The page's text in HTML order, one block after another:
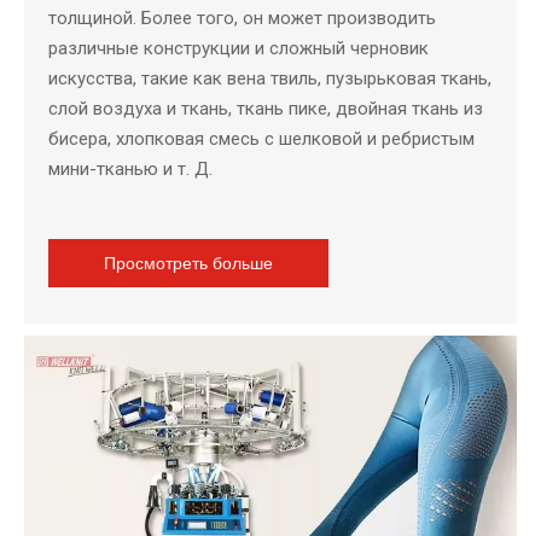
толщиной. Более того, он может производить
различные конструкции и сложный черновик
искусства, такие как вена твиль, пузырьковая ткань,
слой воздуха и ткань, ткань пике, двойная ткань из
бисера, хлопковая смесь с шелковой и ребристым
мини-тканью и т. Д.
Просмотреть больше